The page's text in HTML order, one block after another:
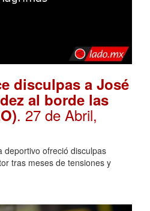
disculpas a José
al borde las
. 27 de Abril,
deportivo ofreció disculpas
tras meses de tensiones y